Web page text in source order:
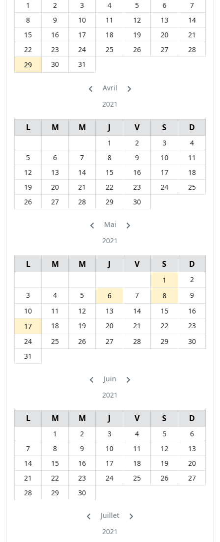
1 2 3 4 5 6
7
8
9 10 11 12 13
14
15
16 17 18 19 20
21
22
23 24 25 26 27
28
29
30 31
Avril
2021
L M M J V S D
1 2 3
4
5
6 7 8 9 10
11
12
13 14 15 16 17
18
19
20 21 22 23 24
25
26
27 28 29 30
Mai
2021
L M M J V S D
1
2
3
4 5 6 7 8
9
10
11 12 13 14 15
16
17
18 19 20 21 22
23
24
25 26 27 28 29
30
31
Juin
2021
L M M J V S D
1 2 3 4 5
6
7
8 9 10 11 12
13
14
15 16 17 18 19
20
21
22 23 24 25 26
27
28
29 30
Juillet
2021